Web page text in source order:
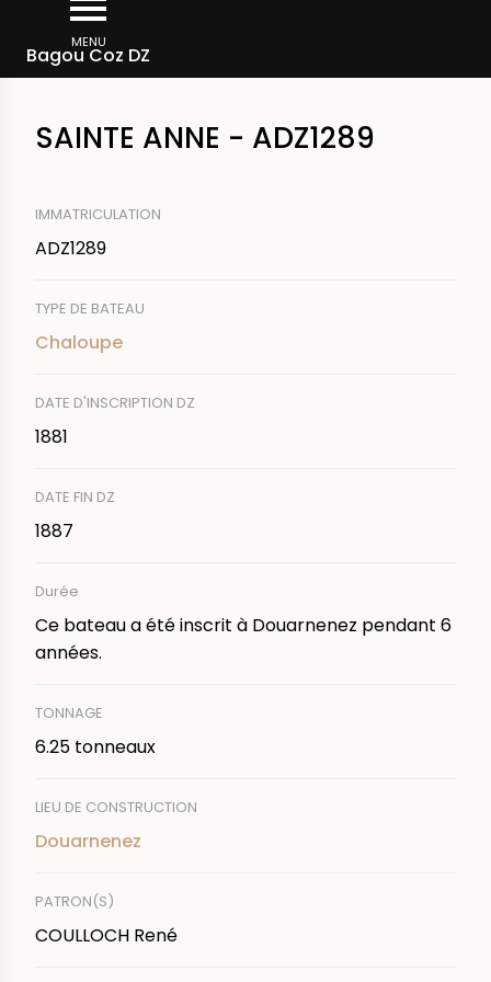
contenu
MENU
Bagou Coz DZ
d'Ariane
Rechercher un bateau
SAINTE ANNE - ADZ1289
IMMATRICULATION
ADZ1289
TYPE DE BATEAU
Chaloupe
DATE D'INSCRIPTION DZ
1881
DATE FIN DZ
1887
Durée
Ce bateau a été inscrit à Douarnenez pendant 6
années.
TONNAGE
6.25 tonneaux
LIEU DE CONSTRUCTION
Douarnenez
PATRON(S)
COULLOCH René